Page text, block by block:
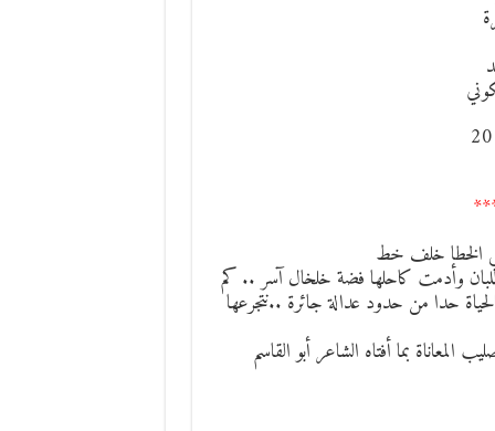
الخطا خلف خط
اللبان وأدمت كاحلها فضة خلخال آسر .. كم
حدا من حدود عدالة جائرة ..نتجرعها
بما أفتاه الشاعر أبو القاسم